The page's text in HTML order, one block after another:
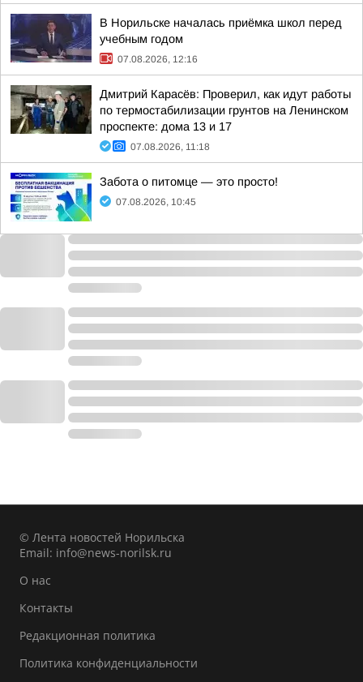
В Норильске началась приёмка школ перед
учебным годом
07.08.2026, 12:16
Дмитрий Карасёв: Проверил, как идут работы
по термостабилизации грунтов на Ленинском
проспекте: дома 13 и 17
07.08.2026, 11:18
Забота о питомце — это просто!
07.08.2026, 10:45
© Лента новостей Норильска
Email: info@news-norilsk.ru
О нас
Контакты
Редакционная политика
Политика конфиденциальности